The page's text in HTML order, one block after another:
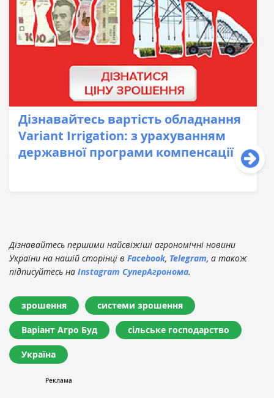
Дізнавайтесь вартість обладнання
Variant Irrigation: з урахуванням
державної програми компенсації
Дізнавайтесь першими найсвіжіші агрономічні новини
України на нашій сторінці в Facebook, Telegram, а також
підписуйтесь на Instagram СуперАгронома.
зрошення системи зрошення
Варіант Агро Буд сільське господарство
Україна